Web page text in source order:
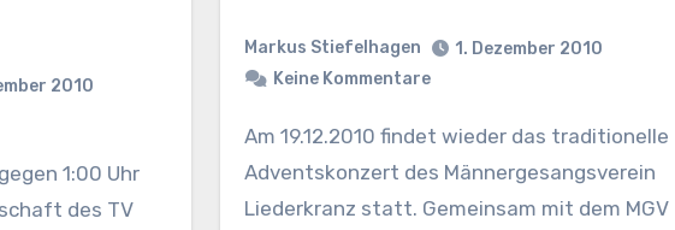
2010
des TV
Markus Stiefelhagen
1. Dezember 2010
Keine Kommentare
Am 19.12.2010 findet wieder das traditionelle
Adventskonzert des Männergesangsverein
Liederkranz statt. Gemeinsam mit dem MGV